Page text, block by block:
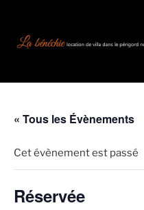
« Tous les Évènements
Cet évènement est passé
Réservée